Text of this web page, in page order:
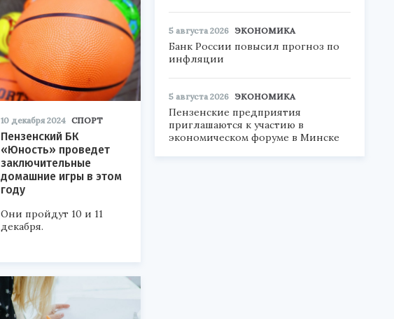
10 декабря 2024 СПОРТ
Пензенский БК
«Юность» проведет
заключительные
домашние игры в этом
году
Они пройдут 10 и 11
декабря.
5 августа 2026 ЭКОНОМИКА
Банк России повысил прогноз по
инфляции
5 августа 2026 ЭКОНОМИКА
Пензенские предприятия
приглашаются к участию в
экономическом форуме в Минске